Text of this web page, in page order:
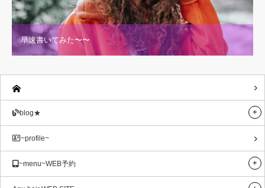
早速書いてみた〜〜
blog★
~profile~
~menu~WEB予約